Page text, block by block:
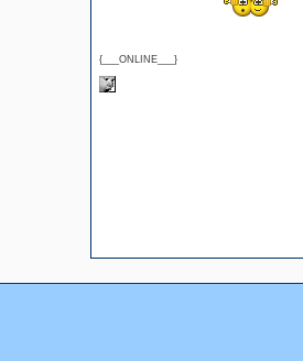
{___ONLINE___}